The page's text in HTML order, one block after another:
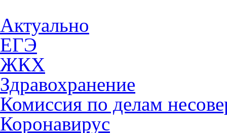
Актуально
ЕГЭ
ЖКХ
Здравохранение
Комиссия по делам
Коронавирус